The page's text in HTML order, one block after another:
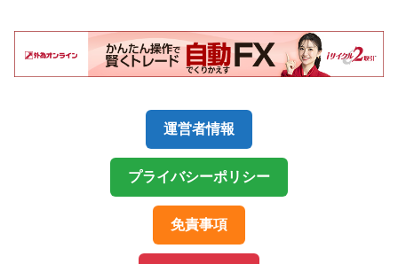
運営者情報
プライバシーポリシー
免責事項